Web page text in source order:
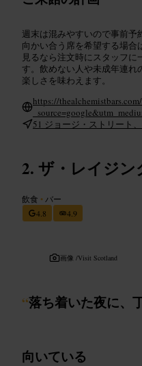
週末は混みやすいので事前予
向かい合う席を希望する場合
見るなら注文時にスタッフに
す。飲めない人や未成年連れ
楽しさを味わえます。
https://
51 ジョージ・ストリート
ザ・レイジン
飲食 • バー
4.8
4.9
画像 /Visit Scotland
“落ち着いた夜に、
向いている